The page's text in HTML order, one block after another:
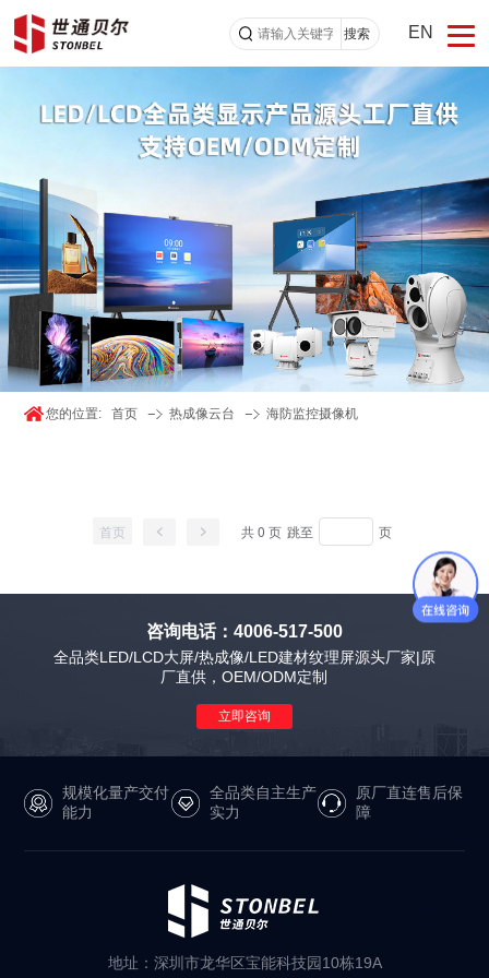
搜索 EN
您的位置: 首页 热成像云台 海防监控摄像机
首页 共 0 页 跳至 页
咨询电话：4006-517-500
全品类LED/LCD大屏/热成像/LED建材纹理屏源头厂家|原
厂直供，OEM/ODM定制
立即咨询
规模化量产交付
能力
全品类自主生产
实力
原厂直连售后保
障
地址：深圳市龙华区宝能科技园10栋19A